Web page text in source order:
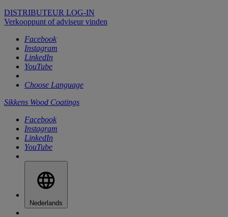
DISTRIBUTEUR LOG-IN
Verkooppunt of adviseur vinden
Facebook
Instagram
LinkedIn
YouTube
Choose Language
Sikkens Wood Coatings
Facebook
Instagram
LinkedIn
YouTube
Nederlands